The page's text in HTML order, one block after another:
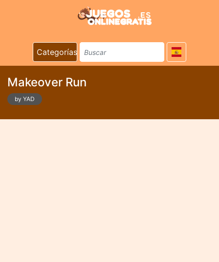
Categorías
Makeover Run
by YAD